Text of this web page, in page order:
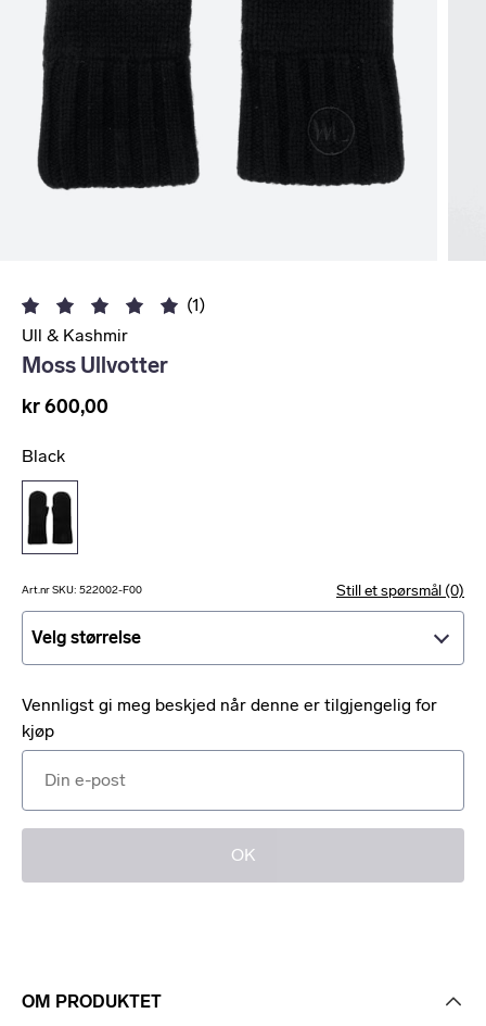
(1)
Ull & Kashmir
Moss Ullvotter
kr 600,00
Black
Art.nr SKU: 522002-F00 Still et spørsmål (0)
Velg størrelse
Vennligst gi meg beskjed når denne er tilgjengelig for
kjøp
OK
OM PRODUKTET